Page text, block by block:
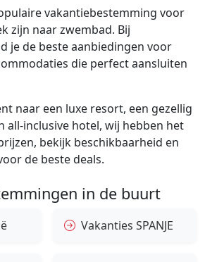
vakantiebestemming voor
zijn naar zwembad. Bij
je de beste aanbiedingen voor
die perfect aansluiten
naar een luxe resort, een gezellig
all-inclusive hotel, wij hebben het
bekijk beschikbaarheid en
de beste deals.
in de buurt
Vakanties SPANJE